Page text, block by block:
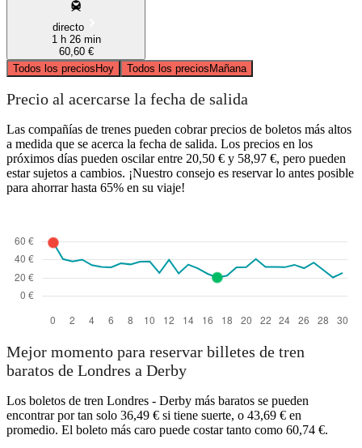
directo
1 h 26 min
60,60 €
Todos los preciosHoy Todos los preciosMañana
Precio al acercarse la fecha de salida
Las compañías de trenes pueden cobrar precios de boletos más altos
a medida que se acerca la fecha de salida. Los precios en los
próximos días pueden oscilar entre 20,50 € y 58,97 €, pero pueden
estar sujetos a cambios. ¡Nuestro consejo es reservar lo antes posible
para ahorrar hasta 65% en su viaje!
Mejor momento para reservar billetes de tren
baratos de Londres a Derby
Los boletos de tren Londres - Derby más baratos se pueden
encontrar por tan solo 36,49 € si tiene suerte, o 43,69 € en
promedio. El boleto más caro puede costar tanto como 60,74 €.